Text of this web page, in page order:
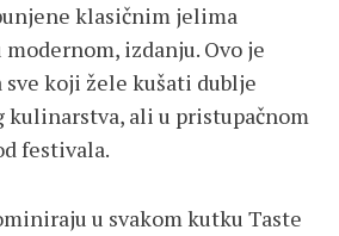
klasičnim jelima
izdanju. Ovo je
sve koji žele kušati dublje
ali u pristupačnom
festivala.
u svakom kutku Taste